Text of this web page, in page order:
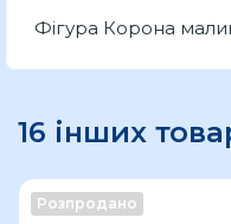
Фігура Корона
16 інших
Розпродано